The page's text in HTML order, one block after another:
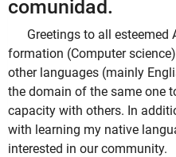
comunidad.
Greetings to all esteemed
formation (Computer
other languages (mainly
the domain of the same one
capacity with others. In
with learning my native
interested in our community.